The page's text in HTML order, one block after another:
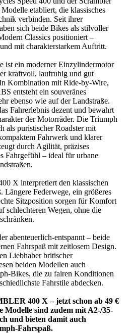
etabliert, die klassisches
verbinden. Seit ihrer
sich beide Bikes als stilvoller
Classics positioniert –
mit charakterstarkem Auftritt.
ist ein moderner Einzylindermotor
kraftvoll, laufruhig und gut
Kombination mit Ride-by-Wire,
entsteht ein souveränes
ebenso wie auf der Landstraße.
Fahrerlebnis dezent und bewahrt
der Motorräder. Die Triumph
als puristischer Roadster mit
Fahrwerk und klarer
durch Agilität, präzises
Fahrgefühl – ideal für urbane
X interpretiert den klassischen
Längere Federwege, ein größeres
Sitzposition sorgen für Komfort
schlechteren Wegen, ohne die
abenteuerlich-entspannt – beide
Fahrspaß mit zeitlosem Design.
Liebhaber britischer
beiden Modellen auch
Bikes, die zu fairen Konditionen
Fahrstile abdecken.
400 X – jetzt schon ab 49 €
Modelle sind zudem mit A2-/35-
und bieten damit auch
Fahrspaß.